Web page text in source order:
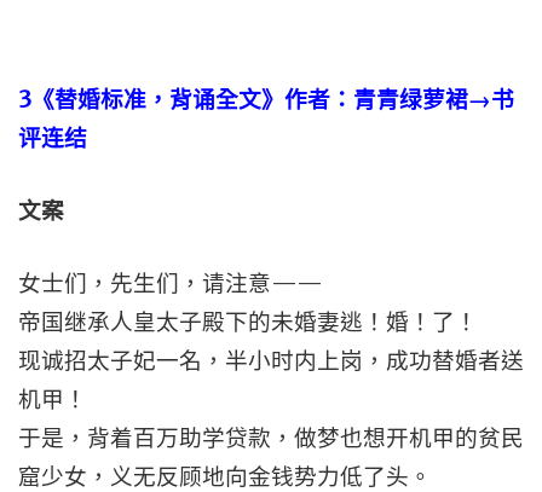
3 《替婚标准，背诵全文》作者：青青绿萝裙→书
评连结
文案
女士们，先生们，请注意——
帝国继承人皇太子殿下的未婚妻逃！婚！了！
现诚招太子妃一名，半小时内上岗，成功替婚者送
机甲！
于是，背着百万助学贷款，做梦也想开机甲的贫民
窟少女，义无反顾地向金钱势力低了头。